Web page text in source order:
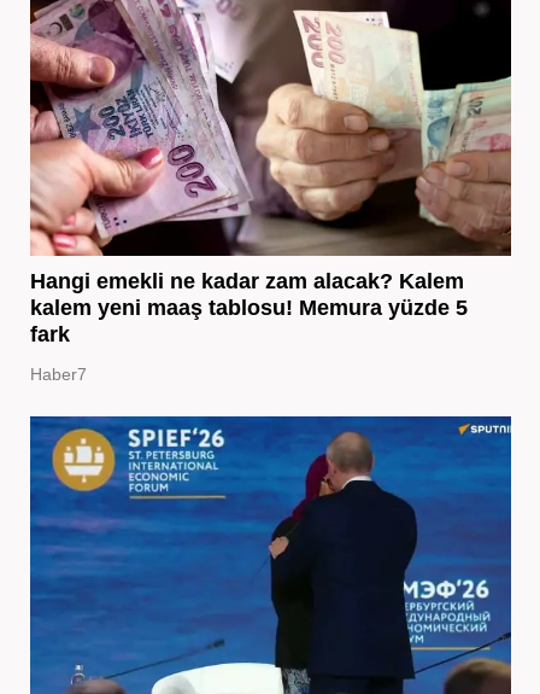
Hangi emekli ne kadar zam alacak? Kalem
kalem yeni maaş tablosu! Memura yüzde 5
fark
Haber7